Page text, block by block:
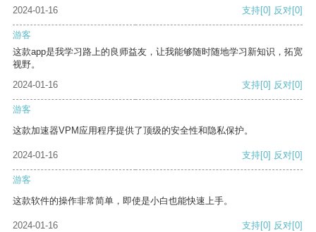
2024-01-16
支持[0] 反对[0]
游客
这款app是我学习路上的良师益友，让我能够随时随地学习新知识，拓宽
视野。
2024-01-16
支持[0] 反对[0]
游客
这款加速器VPM应用程序提供了顶级的安全性和隐私保护。
2024-01-16 支持[0] 反对[0]
游客
这款软件的操作非常简单，即使是小白也能快速上手。
2024-01-16 支持[0] 反对[0]